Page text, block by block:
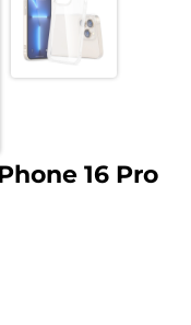
16 Pro